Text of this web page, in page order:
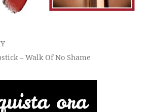
– Walk Of No Shame